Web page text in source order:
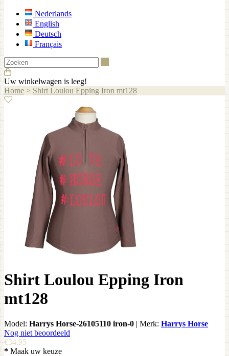
Nederlands
English
Deutsch
Français
Uw winkelwagen is leeg!
Home > Shirt Loulou Epping Iron mt128
Shirt Loulou Epping Iron
mt128
Model: Harrys Horse-26105110 iron-0 | Merk: Harrys Horse
Nog niet beoordeeld
€34,95
* Maak uw keuze